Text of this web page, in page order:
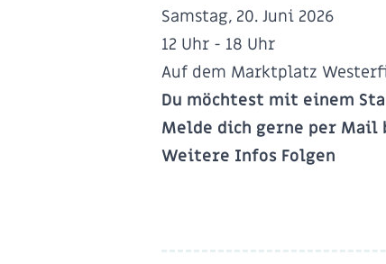
Samstag, 20. Juni 2026
12 Uhr - 18 Uhr
Auf dem Marktplatz
Du möchtest mit einem
Melde dich gerne per Mail
Weitere Infos Folgen